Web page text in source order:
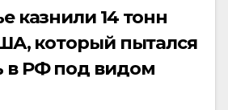
казнили 14 тонн
который пытался
в РФ под видом